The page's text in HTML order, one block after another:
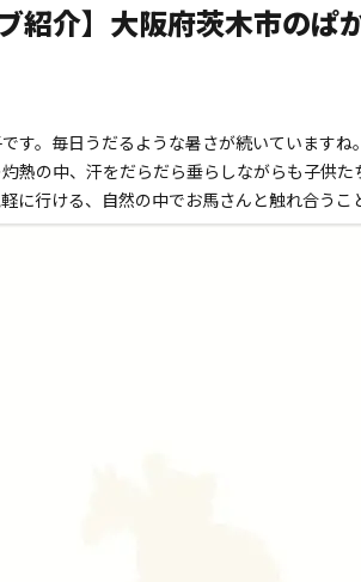
紹介】大阪府茨木市のぱ
す。毎日うだるような暑さが続いていますね
熱の中、汗をだらだら垂らしながらも子供た
に行ける、自然の中でお馬さんと触れ合うこ